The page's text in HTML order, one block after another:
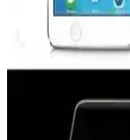
Apple iPad Pro 13
ekran koruyucu,
kolay uygulama ve
Z-Mobile Nano
MacBook Air
kullanıcı